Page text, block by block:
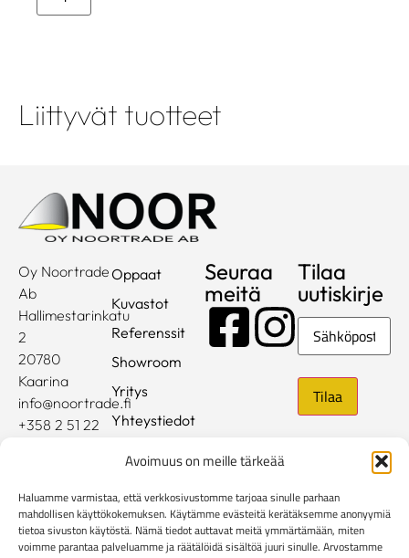
Avoimuus on meille tärkeää
Haluamme varmistaa, että verkkosivustomme tarjoaa sinulle parhaan
mahdollisen käyttökokemuksen. Käytämme evästeitä kerätäksemme anonyymiä
tietoa sivuston käytöstä. Nämä tiedot auttavat meitä ymmärtämään, miten
voimme parantaa palveluamme ja räätälöidä sisältöä juuri sinulle. Arvostamme
Liittyvät tuotteet
Oy Noortrade
Ab
Hallimestarinkatu
2
20780
Kaarina
info@noortrade.fi
+358 2 51 22
Oppaat
Kuvastot
Referenssit
Showroom
Yritys
Yhteystiedot
Mediapankki
Seuraa
meitä
Tilaa
uutiskirje
Sähköposti
Rekisteri- ja tietosuojaseloste